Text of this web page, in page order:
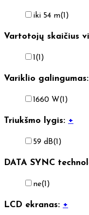
iki 54 m(1)
Vartotojų skaičius
1 (1)
Variklio galingumas:
1660 W(1)
Triukšmo lygis: +
59 dB(1)
DATA SYNC
ne(1)
LCD ekranas: +